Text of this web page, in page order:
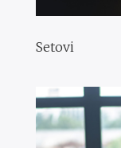
Setovi